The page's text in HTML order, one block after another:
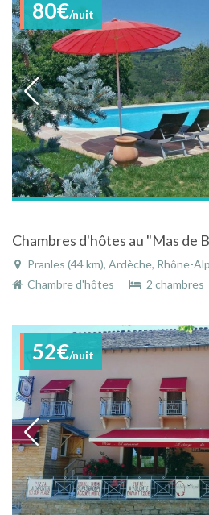
80€/nuit
Pranles (44 km), Ardèche, Rhône-Alpes,
Chambre d'hôtes
2 chambres
52€/nuit